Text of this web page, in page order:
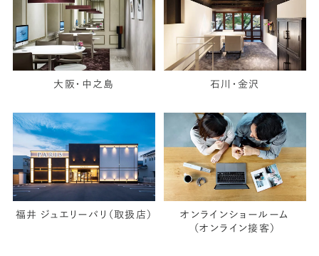
大阪・中之島 石川・金沢
福井 ジュエリーパリ（取扱店）
オンラインショールーム
（オンライン接客）